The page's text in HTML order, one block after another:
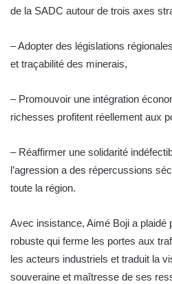
de la SADC autour de trois axes
– Adopter des législations
et traçabilité des minerais,
– Promouvoir une intégration
richesses profitent réellement aux
– Réaffirmer une solidarité
l’agression a des répercussions
toute la région.
Avec insistance, Aimé Boji a plaidé
robuste qui ferme les portes aux
les acteurs industriels et traduit la
souveraine et maîtresse de ses